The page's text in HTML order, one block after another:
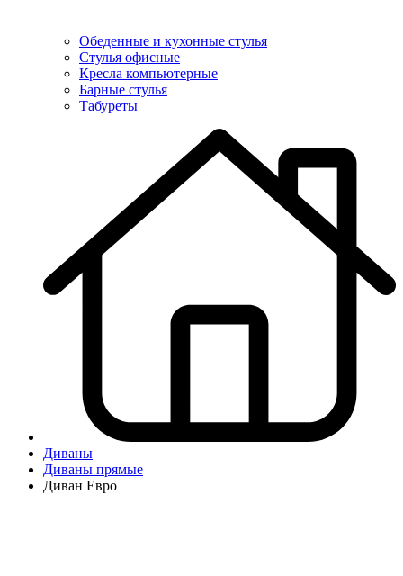
Обеденные и кухонные стулья
Стулья офисные
Кресла компьютерные
Барные стулья
Табуреты
Диваны
Диваны прямые
Диван Евро